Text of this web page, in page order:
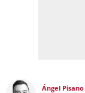
Ángel Pisano